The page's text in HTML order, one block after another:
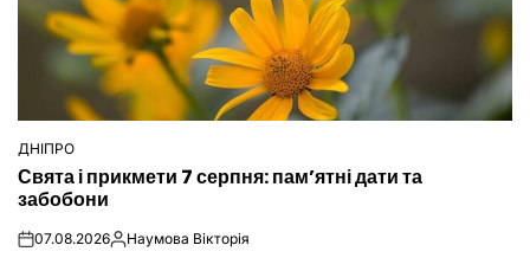
ОПУБЛІКУВАТИ
У
ДНІПРО
Свята і прикмети 7 серпня: пам’ятні дати та
забобони
on07.08.2026Опубліковано
Наумова Вікторія